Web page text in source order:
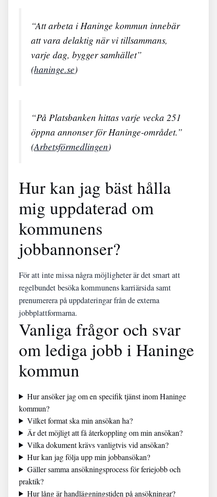
“Att arbeta i Haninge kommun innebär
att vara delaktig när vi tillsammans,
varje dag, bygger samhället”
(haninge.se)
“På Platsbanken hittas varje vecka 251
öppna annonser för Haninge-området.”
(Arbetsförmedlingen)
Hur kan jag bäst hålla
mig uppdaterad om
kommunens
jobbannonser?
För att inte missa några möjligheter är det smart att
regelbundet besöka kommunens karriärsida samt
prenumerera på uppdateringar från de externa
jobbplattformarna.
Vanliga frågor och svar
om lediga jobb i Haninge
kommun
Hur ansöker jag om en specifik tjänst inom Haninge
kommun?
Vilket format ska min ansökan ha?
Är det möjligt att få återkoppling om min ansökan?
Vilka dokument krävs vanligtvis vid ansökan?
Hur kan jag följa upp min jobbansökan?
Gäller samma ansökningsprocess för feriejobb och
praktik?
Hur lång är handläggningstiden på ansökningar?